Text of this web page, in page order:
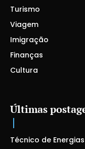
Turismo
Viagem
Imigração
Finanças
Cultura
Últimas
Técnico de